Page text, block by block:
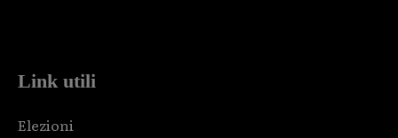
Link utili
Elezioni